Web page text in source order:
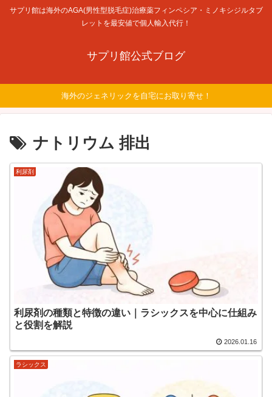
サプリ館は海外のAGA(男性型脱毛症)治療薬フィンペシア・ミノキシジルタブ
レットを最安値で個人輸入代行！
サプリ館公式ブログ
海外のジェネリックを自宅にお取り寄せ！
ナトリウム 排出
利尿剤
利尿剤の種類と特徴の違い｜ラシックスを中心に仕組み
と役割を解説
2026.01.16
ラシックス